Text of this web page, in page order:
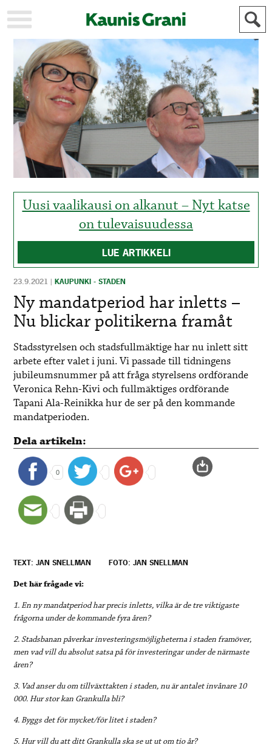
KAUPUNKI
STADEN
AJANKOHTAISTA
AKTUELLT
URHEILU
IDROTT
KULTTUURI
KULTUR
HISTORIA
HISTORIA
YLEINEN
MAINOSTAJILLE
FÖR
ANNONSÖRER
Uusi vaalikausi on alkanut – Nyt katse
on tulevaisuudessa
LUE ARTIKKELI
23.9.2021 |KAUPUNKI - STADEN
Ny mandatperiod har inletts –
Nu blickar politikerna framåt
Stadsstyrelsen och stadsfullmäktige har nu inlett sitt
arbete efter valet i juni. Vi passade till tidningens
jubileumsnummer på att fråga styrelsens ordförande
Veronica Rehn-Kivi och fullmäktiges ordförande
Tapani Ala-Reinikka hur de ser på den kommande
mandatperioden.
Dela artikeln:
0
TEXT: JAN SNELLMAN FOTO: JAN SNELLMAN
Det här frågade vi:
1. En ny mandatperiod har precis inletts, vilka är de tre viktigaste
frågorna under de kommande fyra åren?
2. Stadsbanan påverkar investeringsmöjligheterna i staden framöver,
men vad vill du absolut satsa på för investeringar under de närmaste
åren?
3. Vad anser du om tillväxttakten i staden, nu är antalet invånare 10
000. Hur stor kan Grankulla bli?
4. Byggs det för mycket/för litet i staden?
5. Hur vill du att ditt Grankulla ska se ut ut om tio år?